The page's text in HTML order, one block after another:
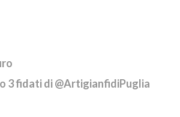
3 fidati di @ArtigianfidiPuglia